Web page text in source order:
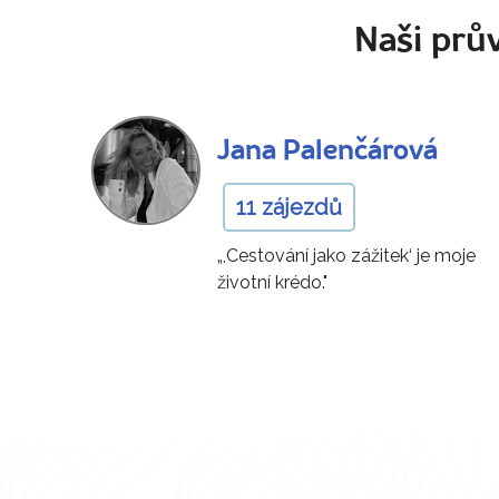
Naši
Jana Palenčárová
11 zájezdů
„,Cestování jako zážitek‘ je moje
životní krédo."